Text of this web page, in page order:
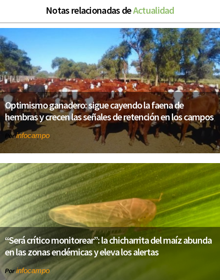
Notas relacionadas deActualidad
Optimismo ganadero: sigue cayendo la faena de
hembras y crecen las señales de retención en los campos
Porinfocampo
“Será crítico monitorear”: la chicharrita del maíz abunda
en las zonas endémicas y eleva los alertas
Porinfocampo